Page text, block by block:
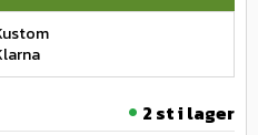
2 st i lager